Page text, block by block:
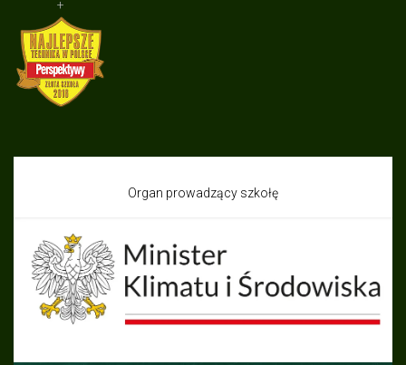
+
Organ prowadzący szkołę